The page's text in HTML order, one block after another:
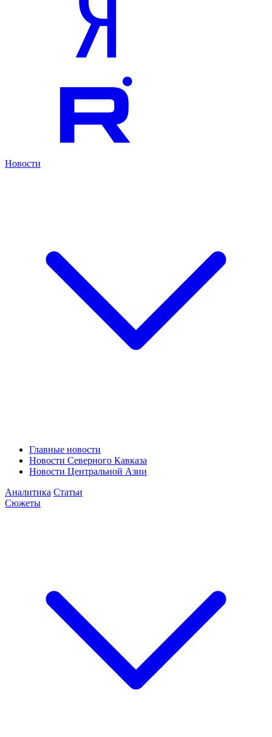
Новости
Главные новости
Новости Северного Кавказа
Новости Центральной Азии
Аналитика Статьи
Сюжеты